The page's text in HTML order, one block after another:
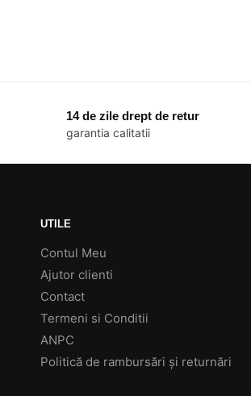
14 de zile drept de retur
garantia calitatii
UTILE
Contul Meu
Ajutor clienti
Contact
Termeni si Conditii
ANPC
Politică de rambursări și returnări